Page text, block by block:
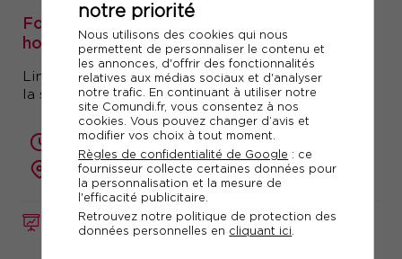
notre priorité
Nous utilisons des cookies qui nous
permettent de personnaliser le contenu et
les annonces, d'offrir des fonctionnalités
relatives aux médias sociaux et d'analyser
notre trafic. En continuant à utiliser notre
site Comundi.fr, vous consentez à nos
cookies. Vous pouvez changer d’avis et
modifier vos choix à tout moment.
Règles de confidentialité de Google : ce
fournisseur collecte certaines données pour
la personnalisation et la mesure de
l'efficacité publicitaire.
Retrouvez notre politique de protection des
données personnelles en cliquant ici.
FORMATION Réf. 10997
Formation : Travail de nuit, travail posté,
horaires décalés
Limiter les impacts de ces rythmes de travail sur
la santé des salariés
2 jours (14 heures)
présentiel ou à distance